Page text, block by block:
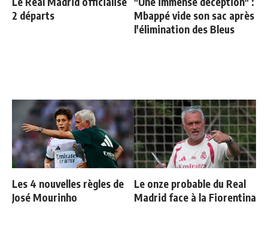
2 départs
Mbappé vide son sac après
l'élimination des Bleus
Les 4 nouvelles règles de
José Mourinho
Le onze probable du Real
Madrid face à la Fiorentina